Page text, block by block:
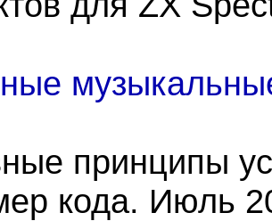
принципы
кода. Июль